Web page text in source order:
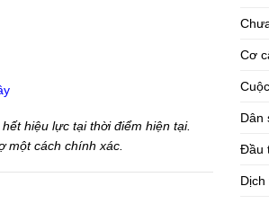
hiệu lực tại thời điểm hiện tại.
một cách chính xác.
Cơ
Dân
Đầu